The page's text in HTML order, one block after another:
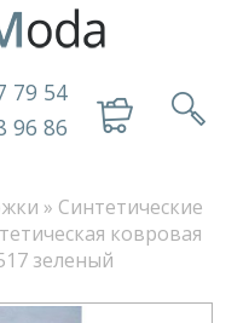
79 54
96 86
» Синтетические
ковровая
зеленый